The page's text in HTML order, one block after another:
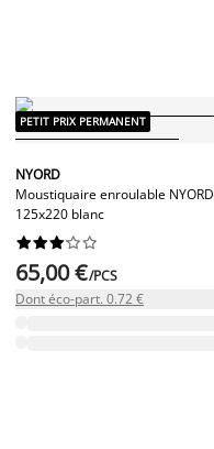
PETIT PRIX PERMANENT
NYORD
Moustiquaire enroulable NYORD
125x220 blanc






65,00 €/PCS
Dont éco-part. 0.72 €